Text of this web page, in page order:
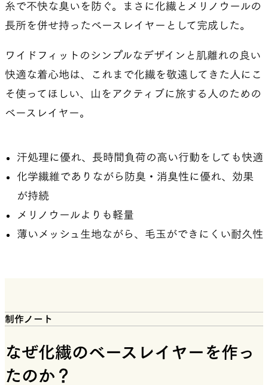
糸で不快な臭いを防ぐ。まさに化繊とメリノウールの
長所を併せ持ったベースレイヤーとして完成した。
ワイドフィットのシンプルなデザインと肌離れの良い
快適な着心地は、これまで化繊を敬遠してきた人にこ
そ使ってほしい、山をアクティブに旅する人のための
ベースレイヤー。
汗処理に優れ、長時間負荷の高い行動をしても快適
化学繊維でありながら防臭・消臭性に優れ、効果
が持続
メリノウールよりも軽量
薄いメッシュ生地ながら、毛玉ができにくい耐久性
制作ノート
なぜ化繊のベースレイヤーを作っ
たのか？